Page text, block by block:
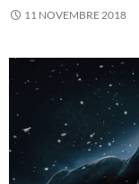
11 NOVEMBRE 2018